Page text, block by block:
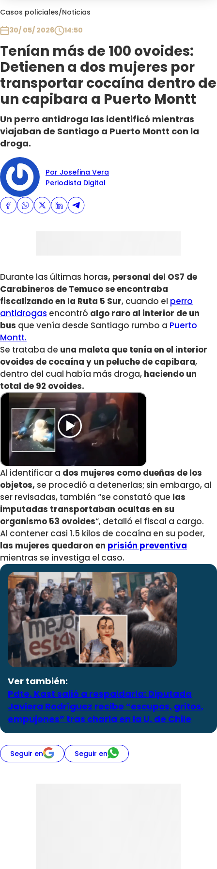
Casos policiales/Noticias
30/ 05/ 2026
14:50
Tenían más de 100 ovoides:
Detienen a dos mujeres por
transportar cocaína dentro de
un capibara a Puerto Montt
Un perro antidroga las identificó mientras
viajaban de Santiago a Puerto Montt con la
droga.
Por Josefina Vera
Periodista Digital
Durante las últimas horas, personal del OS7 de
Carabineros de Temuco se encontraba
fiscalizando en la Ruta 5 Sur, cuando el perro
antidrogas encontró algo raro al interior de un
bus que venía desde Santiago rumbo a Puerto
Montt.
Se trataba de una maleta que tenía en el interior
ovoides de cocaína y un peluche de capibara,
dentro del cual había más droga, haciendo un
total de 92 ovoides.
Al identificar a dos mujeres como dueñas de los
objetos, se procedió a detenerlas; sin embargo, al
ser revisadas, también “se constató que las
imputadas transportaban ocultas en su
organismo 53 ovoides“, detalló el fiscal a cargo.
Al contener casi 1.5 kilos de cocaína en su poder,
las mujeres quedaron en prisión preventiva
mientras se investiga el caso.
Ver también:
Pdte. Kast salió a respaldarla: Diputada
Javiera Rodríguez recibe “escupos, gritos,
empujones” tras charla en la U. de Chile
Seguir en Seguir en
Club De La Comedia
Plan Perfecto
El Tiempo
Sabingo
Todos Los Programas